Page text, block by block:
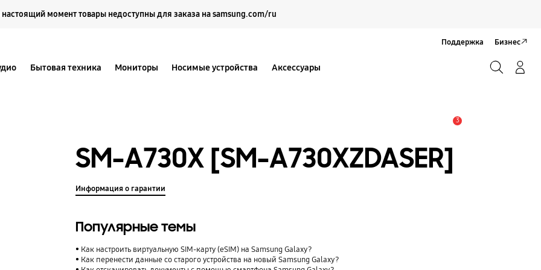
настоящий момент товары недоступны для заказа на samsung.com/ru
Бытовая техника Мониторы Носимые устройства Аксессуары
Поддержка Бизнес
3
SM-A730X [SM-A730XZDASER]
Информация о гарантии
Популярные темы
Как настроить виртуальную SIM-карту (eSIM) на Samsung Galaxy?
Как перенести данные со старого устройства на новый Samsung Galaxy?